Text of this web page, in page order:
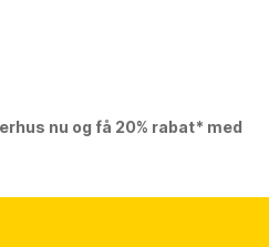
nu og få 20% rabat* med